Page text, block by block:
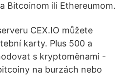
Bitcoinom ili Ethereumom.
CEX.IO můžete
karty. Plus 500 a
s kryptoměnami -
na burzách nebo